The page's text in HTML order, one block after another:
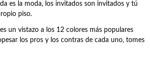
es la moda, los invitados son invitados y tú
piso.
un vistazo a los 12 colores más populares
los pros y los contras de cada uno, tomes